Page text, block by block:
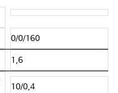
0/0/160
1,6
10/0,4